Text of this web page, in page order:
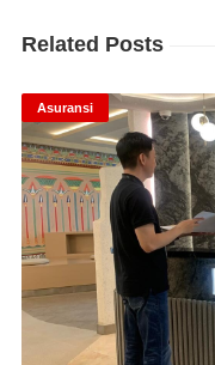
Related Posts
Asuransi